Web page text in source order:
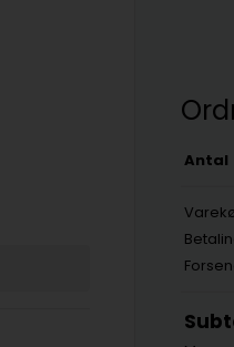
Antal